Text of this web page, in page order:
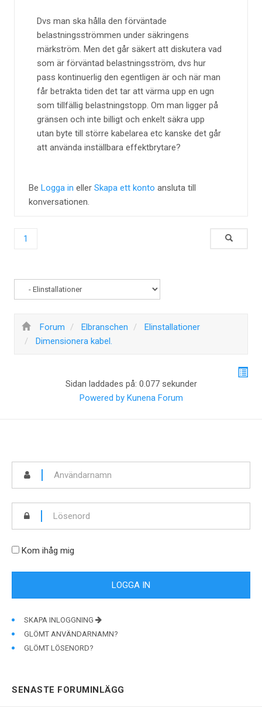
Dvs man ska hålla den förväntade
belastningsströmmen under säkringens
märkström. Men det går säkert att diskutera vad
som är förväntad belastningsström, dvs hur
pass kontinuerlig den egentligen är och när man
får betrakta tiden det tar att värma upp en ugn
som tillfällig belastningstopp. Om man ligger på
gränsen och inte billigt och enkelt säkra upp
utan byte till större kabelarea etc kanske det går
att använda inställbara effektbrytare?
Be Logga in eller Skapa ett konto ansluta till
konversationen.
1
Forum Elbranschen
Elinstallationer
Dimensionera kabel.
Sidan laddades på: 0.077 sekunder
Powered by Kunena Forum
Kom ihåg mig
SKAPA INLOGGNING
GLÖMT ANVÄNDARNAMN?
GLÖMT LÖSENORD?
SENASTE FORUMINLÄGG